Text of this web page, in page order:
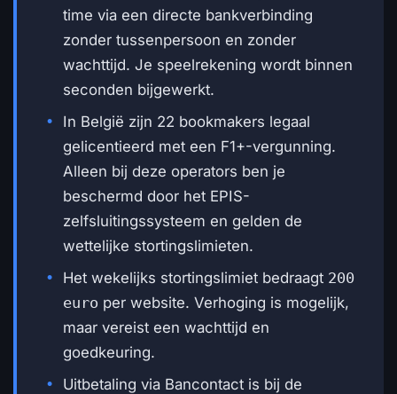
time via een directe bankverbinding
zonder tussenpersoon en zonder
wachttijd. Je speelrekening wordt binnen
seconden bijgewerkt.
In België zijn 22 bookmakers legaal
gelicentieerd met een F1+-vergunning.
Alleen bij deze operators ben je
beschermd door het EPIS-
zelfsluitingssysteem en gelden de
wettelijke stortingslimieten.
Het wekelijks stortingslimiet bedraagt 200
euro per website. Verhoging is mogelijk,
maar vereist een wachttijd en
goedkeuring.
Uitbetaling via Bancontact is bij de